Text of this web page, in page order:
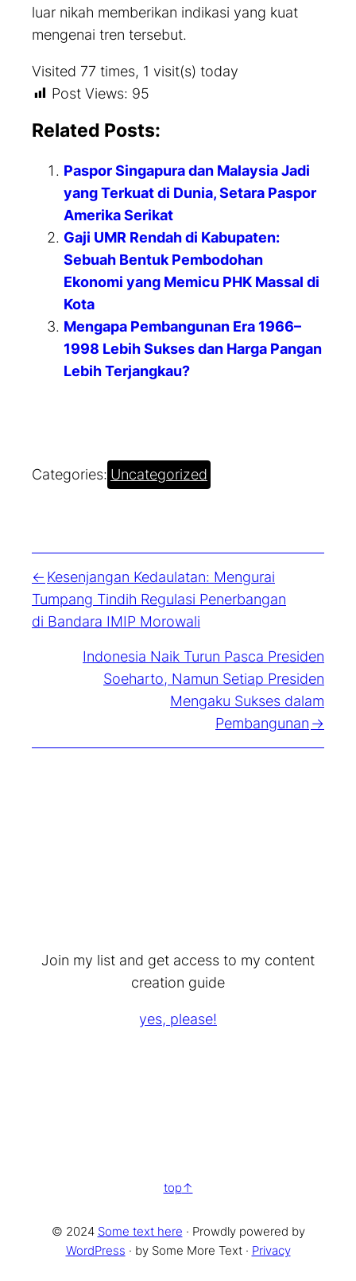
luar nikah memberikan indikasi yang kuat
mengenai tren tersebut.
Visited 77 times, 1 visit(s) today
Post Views: 95
Related Posts:
Paspor Singapura dan Malaysia Jadi
yang Terkuat di Dunia, Setara Paspor
Amerika Serikat
Gaji UMR Rendah di Kabupaten:
Sebuah Bentuk Pembodohan
Ekonomi yang Memicu PHK Massal di
Kota
Mengapa Pembangunan Era 1966–
1998 Lebih Sukses dan Harga Pangan
Lebih Terjangkau?
Categories: Uncategorized
Kesenjangan Kedaulatan: Mengurai
Tumpang Tindih Regulasi Penerbangan
di Bandara IMIP Morowali
Indonesia Naik Turun Pasca Presiden
Soeharto, Namun Setiap Presiden
Mengaku Sukses dalam
Pembangunan
Join my list and get access to my content
creation guide
yes, please!
© 2024 Some text here · Prowdly powered by
WordPress · by Some More Text · Privacy
top